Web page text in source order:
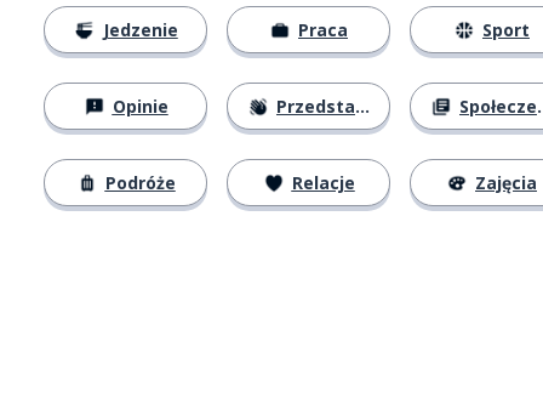
Jedzenie
Opinie
Podróże
Praca
Przedstawianie się
Relacje
Sport
Społeczeństwo
Zajęcia